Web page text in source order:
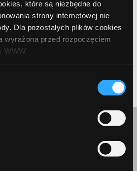
które są niezbędne do
strony internetowej nie
Dla pozostałych plików cookies
wyrażona przed rozpoczęciem
WWW.
plików cookies. Więcej:
Polityka
się z nami